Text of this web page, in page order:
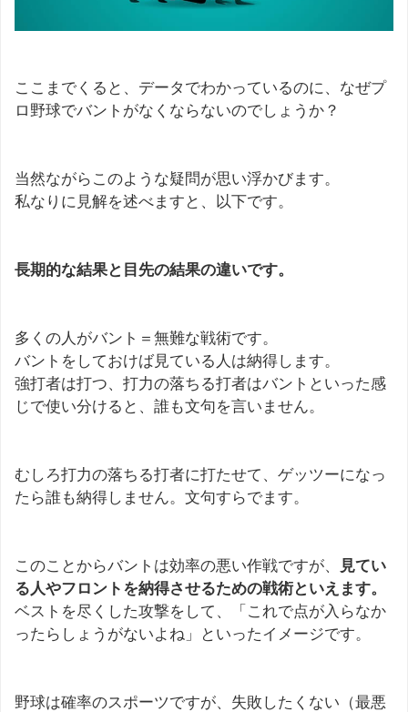
ここまでくると、データでわかっているのに、なぜプ
ロ野球でバントがなくならないのでしょうか？
当然ながらこのような疑問が思い浮かびます。
私なりに見解を述べますと、以下です。
長期的な結果と目先の結果の違いです。
多くの人がバント＝無難な戦術です。
バントをしておけば見ている人は納得します。
強打者は打つ、打力の落ちる打者はバントといった感
じで使い分けると、誰も文句を言いません。
むしろ打力の落ちる打者に打たせて、ゲッツーになっ
たら誰も納得しません。文句すらでます。
このことからバントは効率の悪い作戦ですが、
見てい
る人やフロントを納得させるための戦術といえます。
ベストを尽くした攻撃をして、「これで点が入らなか
ったらしょうがないよね」といったイメージです。
野球は確率のスポーツですが、失敗したくない（最悪